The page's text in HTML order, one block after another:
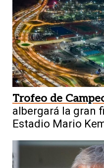
Trofeo de
albergará la gran
Estadio Mario